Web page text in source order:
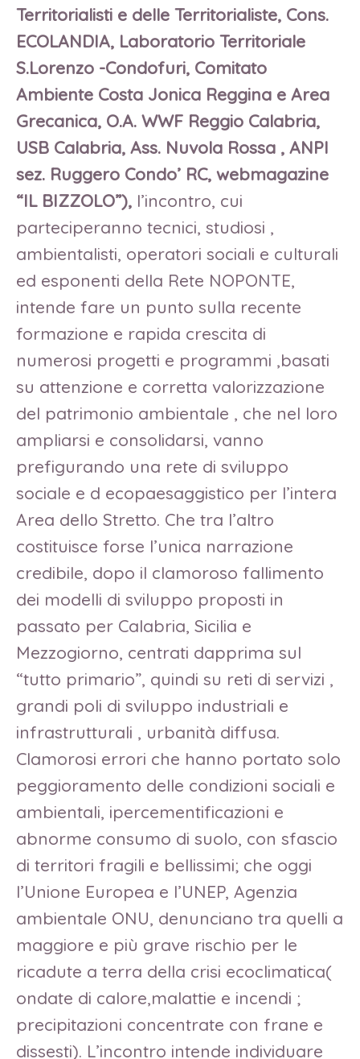
Territorialisti e delle Territorialiste, Cons.
ECOLANDIA, Laboratorio Territoriale
S.Lorenzo -Condofuri, Comitato
Ambiente Costa Jonica Reggina e Area
Grecanica, O.A. WWF Reggio Calabria,
USB Calabria, Ass. Nuvola Rossa , ANPI
sez. Ruggero Condo’ RC, webmagazine
“IL BIZZOLO”), l’incontro, cui
parteciperanno tecnici, studiosi ,
ambientalisti, operatori sociali e culturali
ed esponenti della Rete NOPONTE,
intende fare un punto sulla recente
formazione e rapida crescita di
numerosi progetti e programmi ,basati
su attenzione e corretta valorizzazione
del patrimonio ambientale , che nel loro
ampliarsi e consolidarsi, vanno
prefigurando una rete di sviluppo
sociale e d ecopaesaggistico per l’intera
Area dello Stretto. Che tra l’altro
costituisce forse l’unica narrazione
credibile, dopo il clamoroso fallimento
dei modelli di sviluppo proposti in
passato per Calabria, Sicilia e
Mezzogiorno, centrati dapprima sul
“tutto primario”, quindi su reti di servizi ,
grandi poli di sviluppo industriali e
infrastrutturali , urbanità diffusa.
Clamorosi errori che hanno portato solo
peggioramento delle condizioni sociali e
ambientali, ipercementificazioni e
abnorme consumo di suolo, con sfascio
di territori fragili e bellissimi; che oggi
l’Unione Europea e l’UNEP, Agenzia
ambientale ONU, denunciano tra quelli a
maggiore e più grave rischio per le
ricadute a terra della crisi ecoclimatica(
ondate di calore,malattie e incendi ;
precipitazioni concentrate con frane e
dissesti). L’incontro intende individuare